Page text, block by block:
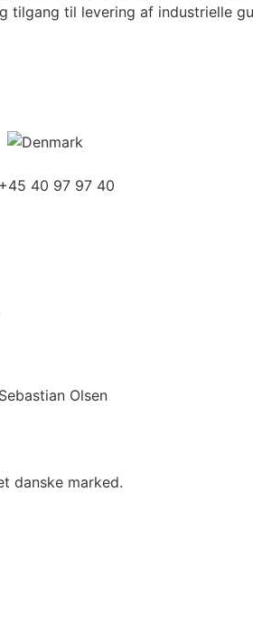
til levering af industrielle
+45 40 97 97 40
danske marked.